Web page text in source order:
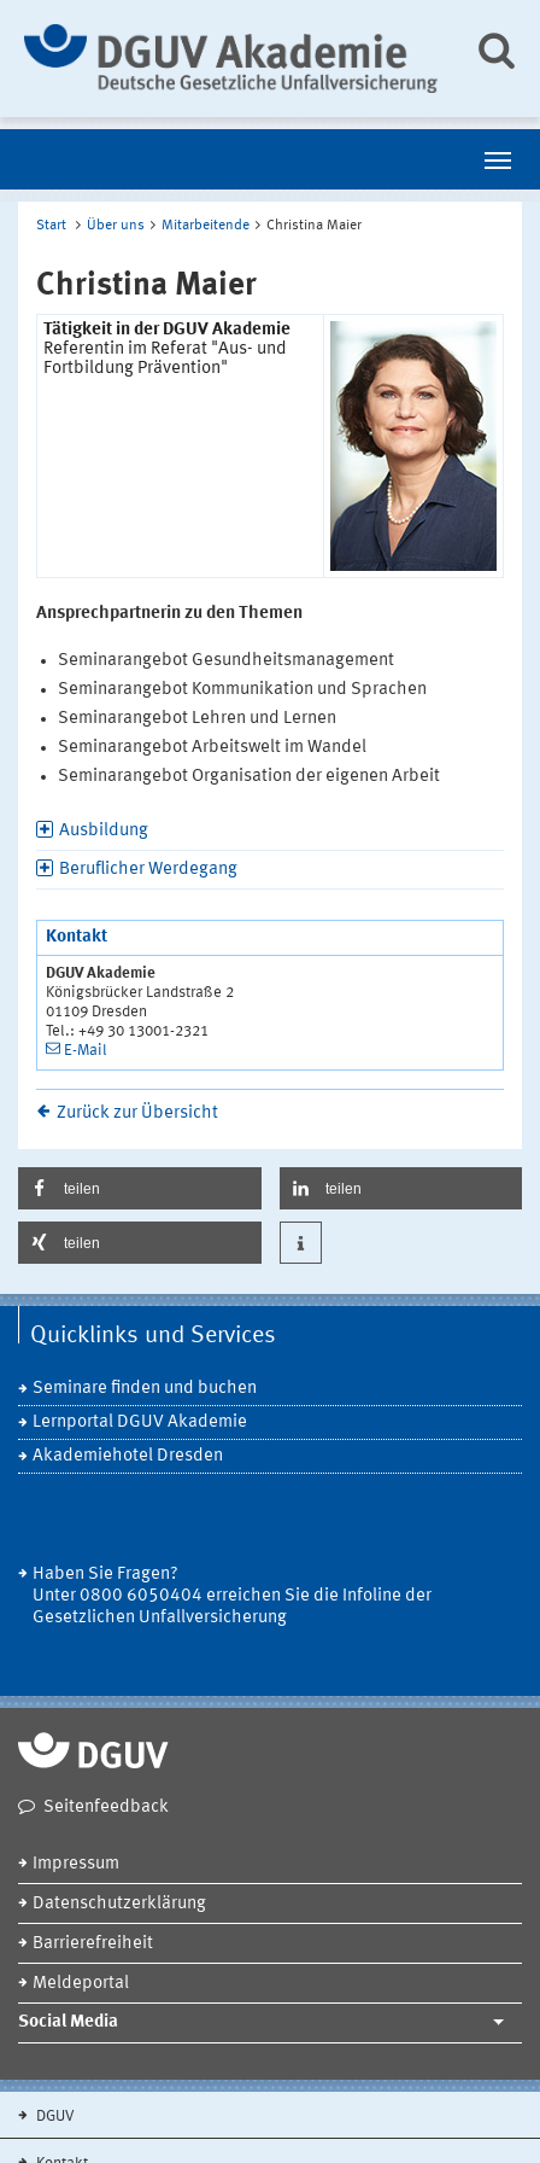
Start Über uns Mitarbeitende Christina Maier
Christina Maier
Tätigkeit in der DGUV Akademie
Referentin im Referat "Aus- und
Fortbildung Prävention"
Ansprechpartnerin zu den Themen
Seminarangebot Gesundheitsmanagement
Seminarangebot Kommunikation und Sprachen
Seminarangebot Lehren und Lernen
Seminarangebot Arbeitswelt im Wandel
Seminarangebot Organisation der eigenen Arbeit
Ausbildung
Beruflicher Werdegang
Kontakt
DGUV Akademie
Königsbrücker Landstraße 2
01109 Dresden
Tel.: +49 30 13001-2321
E-Mail
Zurück zur Übersicht
teilen teilen
teilen
Quicklinks und Services
Seminare finden und buchen
Lernportal DGUV Akademie
Akademiehotel Dresden
Haben Sie Fragen?
Unter 0800 6050404 erreichen Sie die Infoline der
Gesetzlichen Unfallversicherung
Seitenfeedback
Impressum
Datenschutzerklärung
Barrierefreiheit
Meldeportal
Social Media
DGUV